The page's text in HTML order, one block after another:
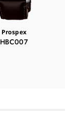
Prospex
HBC007